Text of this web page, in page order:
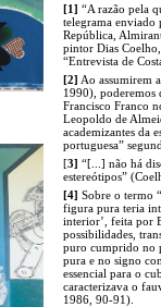
[1] “A razão pela
telegrama enviado
República,
pintor Dias
“Entrevista de
[2] Ao assumirem
1990), poderemos
Francisco Franco
Leopoldo de
academizantes da
portuguesa”
[3] “[...] não há
estereótipos”
[4] Sobre o termo
figura pura teria
interior’, feita por
possibilidades,
puro cumprido no
pura e no signo
essencial para o
caracterizava o
1986, 90-91).